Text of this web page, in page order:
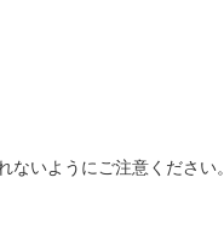
いようにご注意ください。